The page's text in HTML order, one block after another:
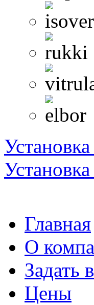
Главная
О
Задать
Цены